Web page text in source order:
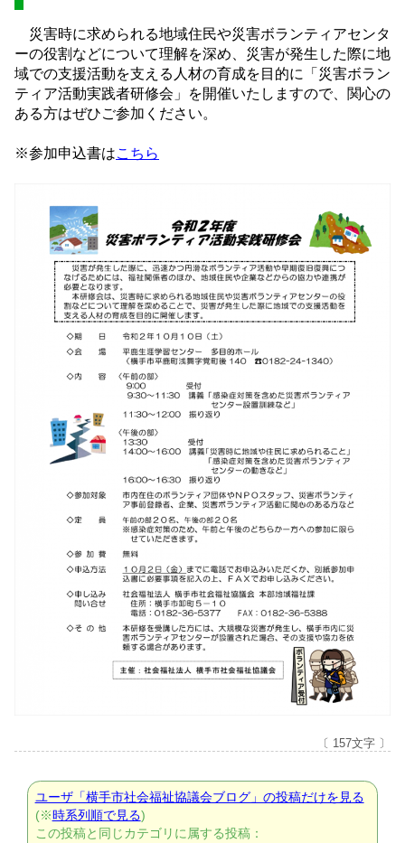
災害時に求められる地域住民や災害ボランティアセンタ
ーの役割などについて理解を深め、災害が発生した際に地
域での支援活動を支える人材の育成を目的に「災害ボラン
ティア活動実践者研修会」を開催いたしますので、関心の
ある方はぜひご参加ください。
※参加申込書はこちら
〔 157文字 〕
ユーザ「横手市社会福祉協議会ブログ」の投稿だけを見る
(※時系列順で見る)
この投稿と同じカテゴリに属する投稿：